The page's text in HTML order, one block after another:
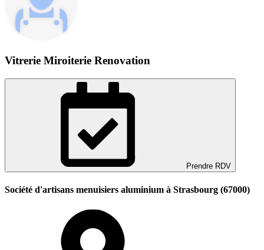
Vitrerie Miroiterie Renovation
Prendre RDV
Société d'artisans menuisiers aluminium à Strasbourg (67000)